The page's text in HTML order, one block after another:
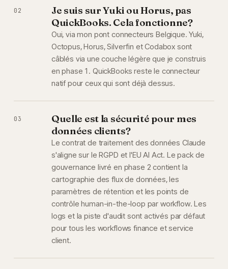
02
Je suis sur Yuki ou Horus, pas
QuickBooks. Cela fonctionne?
Oui, via mon pont connecteurs Belgique. Yuki,
Octopus, Horus, Silverfin et Codabox sont
câblés via une couche légère que je construis
en phase 1. QuickBooks reste le connecteur
natif pour ceux qui sont déjà dessus.
03
Quelle est la sécurité pour mes
données clients?
Le contrat de traitement des données Claude
s'aligne sur le RGPD et l'EU AI Act. Le pack de
gouvernance livré en phase 2 contient la
cartographie des flux de données, les
paramètres de rétention et les points de
contrôle human-in-the-loop par workflow. Les
logs et la piste d'audit sont activés par défaut
pour tous les workflows finance et service
client.